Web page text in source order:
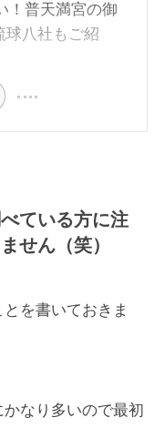
！普天満宮の御
球八社もご紹
ている方に注
せん（笑）
を書いておきま
なり多いので最初